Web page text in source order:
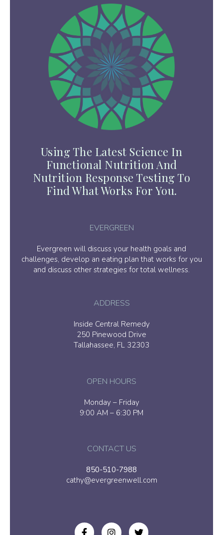
Using The Latest Science In
Functional Nutrition And
Nutrition Response Testing To
Find What Works For You.
EVERGREEN
Evergreen will discuss your health goals and
challenges, develop an eating plan that works for you
and discuss other strategies for total wellness.
ADDRESS
Inside Central Remedy
250 Pinewood Drive
Tallahassee, FL 32303
OPEN HOURS
Monday – Friday
9:00 AM – 6:30 PM
CONTACT US
850-510-7988
cathy@evergreenwell.com